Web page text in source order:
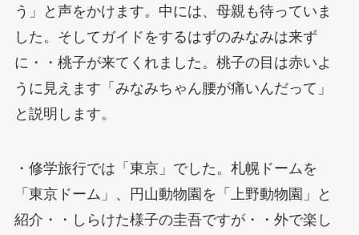
う」と声をかけます。中には、母親も待っていま
した。そしてガイドをするはずのみなみは来ず
に・・桃子が来てくれました。桃子の目は赤いよ
うに見えます「みなみちゃん腰が痛いんだって」
と説明します。
・修学旅行では「東京」でした。札幌ドームを
「東京ドーム」、円山動物園を「上野動物園」と
紹介・・しらけた様子の圭吾ですが・・外で楽し